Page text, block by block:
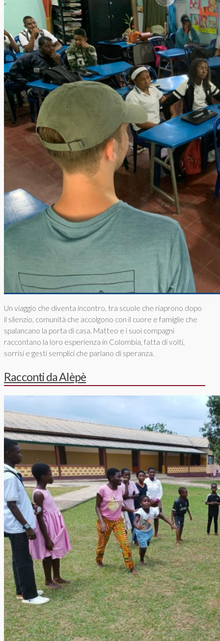
Un viaggio che diventa incontro, tra scuole che riaprono dopo
il silenzio, comunità che accolgono con il cuore e famiglie che
spalancano la porta di casa. Matteo e i suoi compagni
raccontano la loro esperienza in Colombia, fatta di volti,
sorrisi e gesti semplici che parlano di speranza.
Racconti da Alèpè